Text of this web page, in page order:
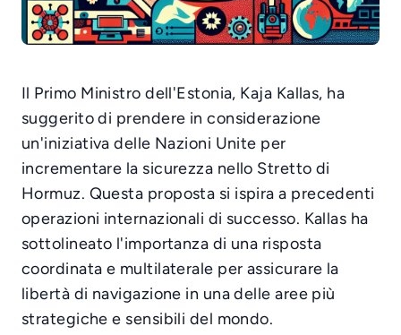
Il Primo Ministro dell'Estonia, Kaja Kallas, ha
suggerito di prendere in considerazione
un'iniziativa delle Nazioni Unite per
incrementare la sicurezza nello Stretto di
Hormuz. Questa proposta si ispira a precedenti
operazioni internazionali di successo. Kallas ha
sottolineato l'importanza di una risposta
coordinata e multilaterale per assicurare la
libertà di navigazione in una delle aree più
strategiche e sensibili del mondo.